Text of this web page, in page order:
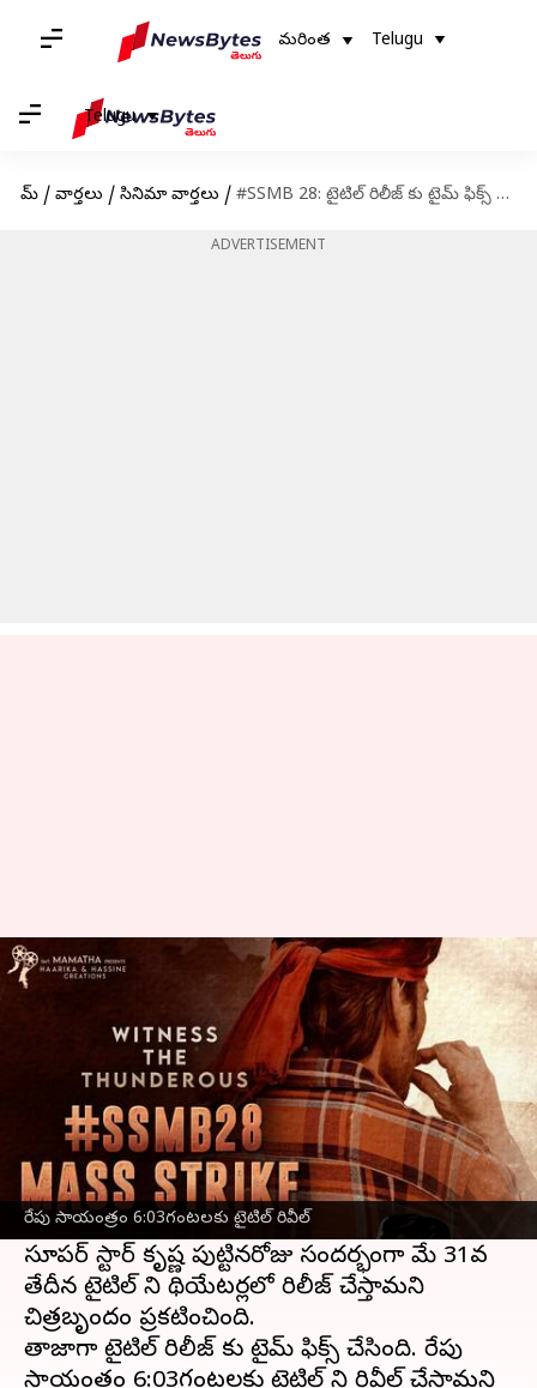
మరింత Telugu
Telugu
హోమ్ / వార్తలు / సినిమా వార్తలు / #SSMB 28: టైటిల్ రిలీజ్ కు టైమ్ ఫిక్స్ చేసిన టీమ్
ADVERTISEMENT
రేపు సాయంత్రం 6:03గంటలకు టైటిల్ రివీల్
#SSMB 28: టైటిల్ రిలీజ్ కు టైమ్ ఫిక్స్
చేసిన టీమ్
Sriram Pranateja May 30, 2023 04:26 pm
ఈ వార్తాకథనం ఏంటి
మహేష్ బాబు28వ సినిమా టైటిల్ రివీల్ కోసం
అభిమానులు అందరూ ఎంతగానో
ఎదురుచుస్తున్నారు.
సూపర్ స్టార్ కృష్ణ పుట్టినరోజు సందర్భంగా మే 31వ
తేదీన టైటిల్ ని థియేటర్లలో రిలీజ్ చేస్తామని
చిత్రబృందం ప్రకటించింది.
తాజాగా టైటిల్ రిలీజ్ కు టైమ్ ఫిక్స్ చేసింది. రేపు